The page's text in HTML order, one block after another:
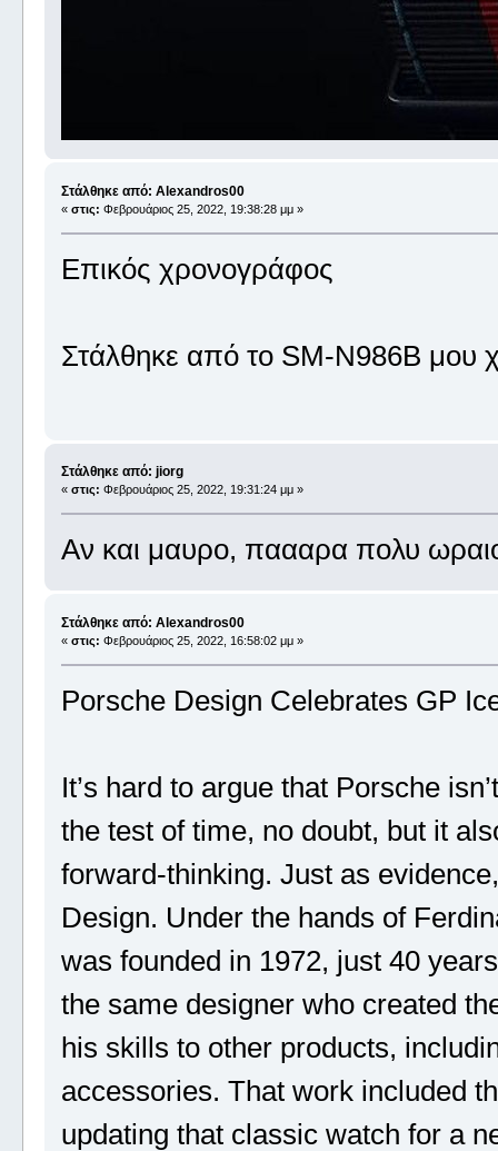
Στάλθηκε από: Alexandros00
« στις: Φεβρουάριος 25, 2022, 19:38:28 μμ »
Επικός χρονογράφος
Στάλθηκε από το SM-N986B μου
Στάλθηκε από: jiorg
« στις: Φεβρουάριος 25, 2022, 19:31:24 μμ »
Αν και μαυρο, παααρα πολυ
Στάλθηκε από: Alexandros00
« στις: Φεβρουάριος 25, 2022, 16:58:02 μμ »
Porsche Design Celebrates GP
It’s hard to argue that Porsche
the test of time, no doubt, but it
forward-thinking. Just as
Design. Under the hands of
was founded in 1972, just 40
the same designer who created
his skills to other products,
accessories. That work included
updating that classic watch for a